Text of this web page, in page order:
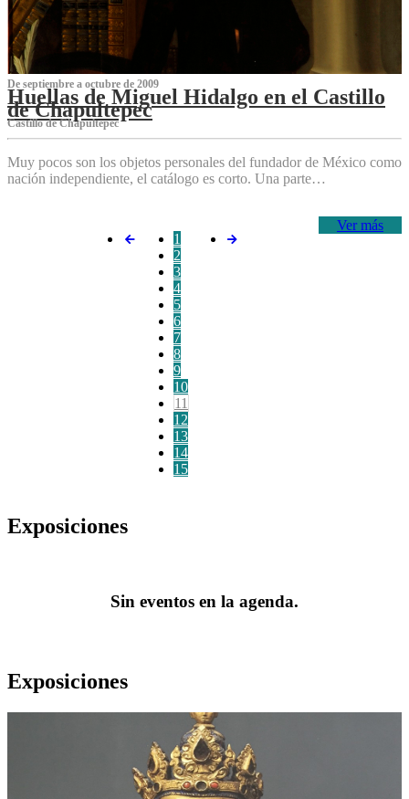
De septiembre a octubre de 2009
Huellas de Miguel Hidalgo en el Castillo
de Chapultepec
Castillo de Chapultepec
Muy pocos son los objetos personales del fundador de México como
nación independiente, el catálogo es corto. Una parte…
Ver más
1
2
3
4
5
6
7
8
9
10
11
12
13
14
15
Exposiciones
Sin eventos en la agenda.
Exposiciones